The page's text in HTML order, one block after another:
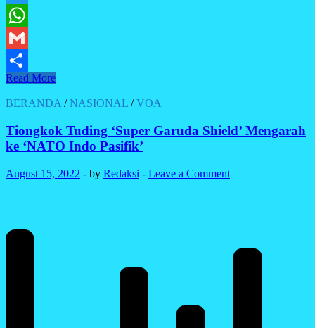
Twitter
WhatsApp
Gmail
Share
Dibalik
Sistem
Suara
Amazon
Read More
BERANDA /NASIONAL /VOA
Tiongkok Tuding ‘Super Garuda Shield’ Mengarah
ke ‘NATO Indo Pasifik’
August 15, 2022 - by Redaksi - Leave a Comment